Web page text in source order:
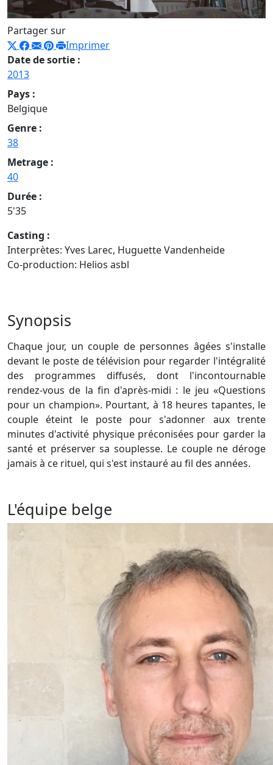
Partager sur
Imprimer
Date de sortie :
2013
Pays :
Belgique
Genre :
38
Metrage :
40
Durée :
5'35
Casting :
Interprètes: Yves Larec, Huguette Vandenheide
Co-production: Helios asbl
Synopsis
Chaque jour, un couple de personnes âgées s'installe
devant le poste de télévision pour regarder l'intégralité
des programmes diffusés, dont l'incontournable
rendez-vous de la fin d'après-midi : le jeu «Questions
pour un champion». Pourtant, à 18 heures tapantes, le
couple éteint le poste pour s'adonner aux trente
minutes d'activité physique préconisées pour garder la
santé et préserver sa souplesse. Le couple ne déroge
jamais à ce rituel, qui s'est instauré au fil des années.
L'équipe belge